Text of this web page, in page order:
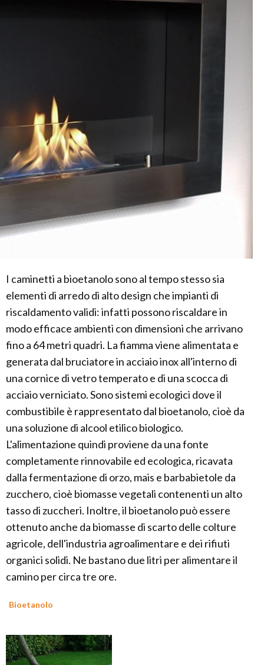
I caminetti a bioetanolo sono al tempo stesso sia
elementi di arredo di alto design che impianti di
riscaldamento validi: infatti possono riscaldare in
modo efficace ambienti con dimensioni che arrivano
fino a 64 metri quadri. La fiamma viene alimentata e
generata dal bruciatore in acciaio inox all'interno di
una cornice di vetro temperato e di una scocca di
acciaio verniciato. Sono sistemi ecologici dove il
combustibile è rappresentato dal bioetanolo, cioè da
una soluzione di alcool etilico biologico.
L'alimentazione quindi proviene da una fonte
completamente rinnovabile ed ecologica, ricavata
dalla fermentazione di orzo, mais e barbabietole da
zucchero, cioè biomasse vegetali contenenti un alto
tasso di zuccheri. Inoltre, il bioetanolo può essere
ottenuto anche da biomasse di scarto delle colture
agricole, dell'industria agroalimentare e dei rifiuti
organici solidi. Ne bastano due litri per alimentare il
camino per circa tre ore.
Bioetanolo